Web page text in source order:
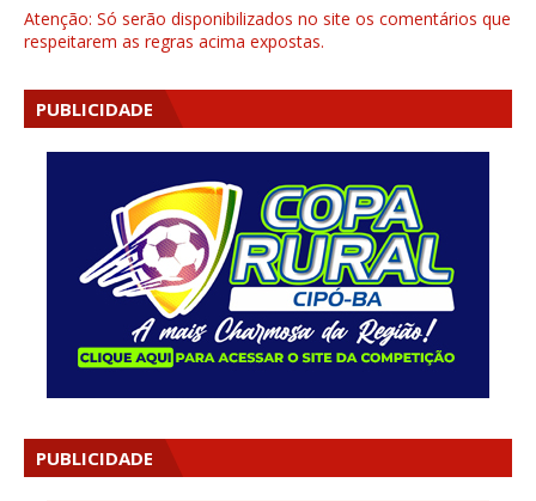
Atenção: Só serão disponibilizados no site os comentários que
respeitarem as regras acima expostas.
PUBLICIDADE
PUBLICIDADE